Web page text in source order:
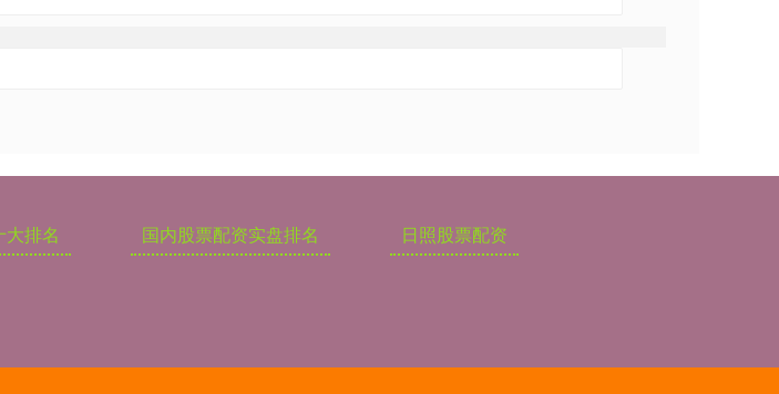
大排名 国内股票配资实盘排名 日照股票配资